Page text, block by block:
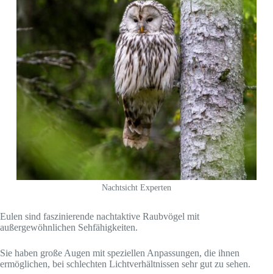
Nachtsicht Experten
Eulen sind faszinierende nachtaktive Raubvögel mit
außergewöhnlichen Sehfähigkeiten.
Sie haben große Augen mit speziellen Anpassungen, die ihnen
ermöglichen, bei schlechten Lichtverhältnissen sehr gut zu sehen.